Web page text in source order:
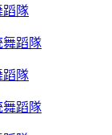
蹈隊
蹈隊